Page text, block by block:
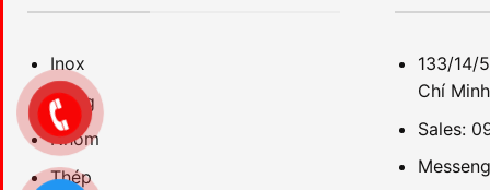
Inox
Đồng
Nhôm
Thép
133/14/
Chí
Sales: